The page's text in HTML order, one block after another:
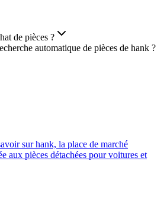
de pièces ?
automatique de pièces de hank ?
sur hank, la place de marché
aux pièces détachées pour voitures et